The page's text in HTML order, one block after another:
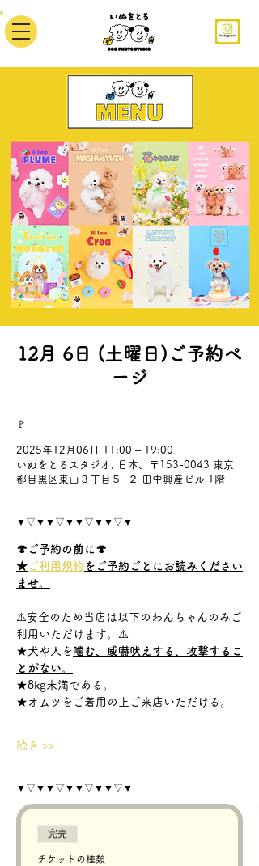
12月 6日 (土曜日)ご予約ペ
ージ
🚩
2025年12月06日 11:00 – 19:00
いぬをとるスタジオ, 日本、〒153-0043 東京
都目黒区東山３丁目５−２ 田中興産ビル 1階
▼▽▼▼▽▼▼▽▼▼▽▼
🍄ご予約の前に🍄
★ ご利用規約 をご予約ごとにお読みください
ませ。
⚠️安全のため当店は以下のわんちゃんのみご
利用いただけます。⚠️
★犬や人を噛む、威嚇吠えする、攻撃するこ
とがない。
★8kg未満である。
★オムツをご着用の上ご来店いただける。
続き >>
▼▽▼▼▽▼▼▽▼▼▽▼
完売
チケットの種類